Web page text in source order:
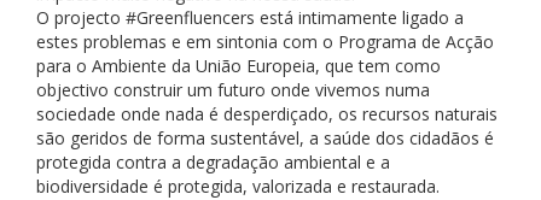
O projecto #Greenfluencers está intimamente ligado a
estes problemas e em sintonia com o Programa de Acção
para o Ambiente da União Europeia, que tem como
objectivo construir um futuro onde vivemos numa
sociedade onde nada é desperdiçado, os recursos naturais
são geridos de forma sustentável, a saúde dos cidadãos é
protegida contra a degradação ambiental e a
biodiversidade é protegida, valorizada e restaurada.